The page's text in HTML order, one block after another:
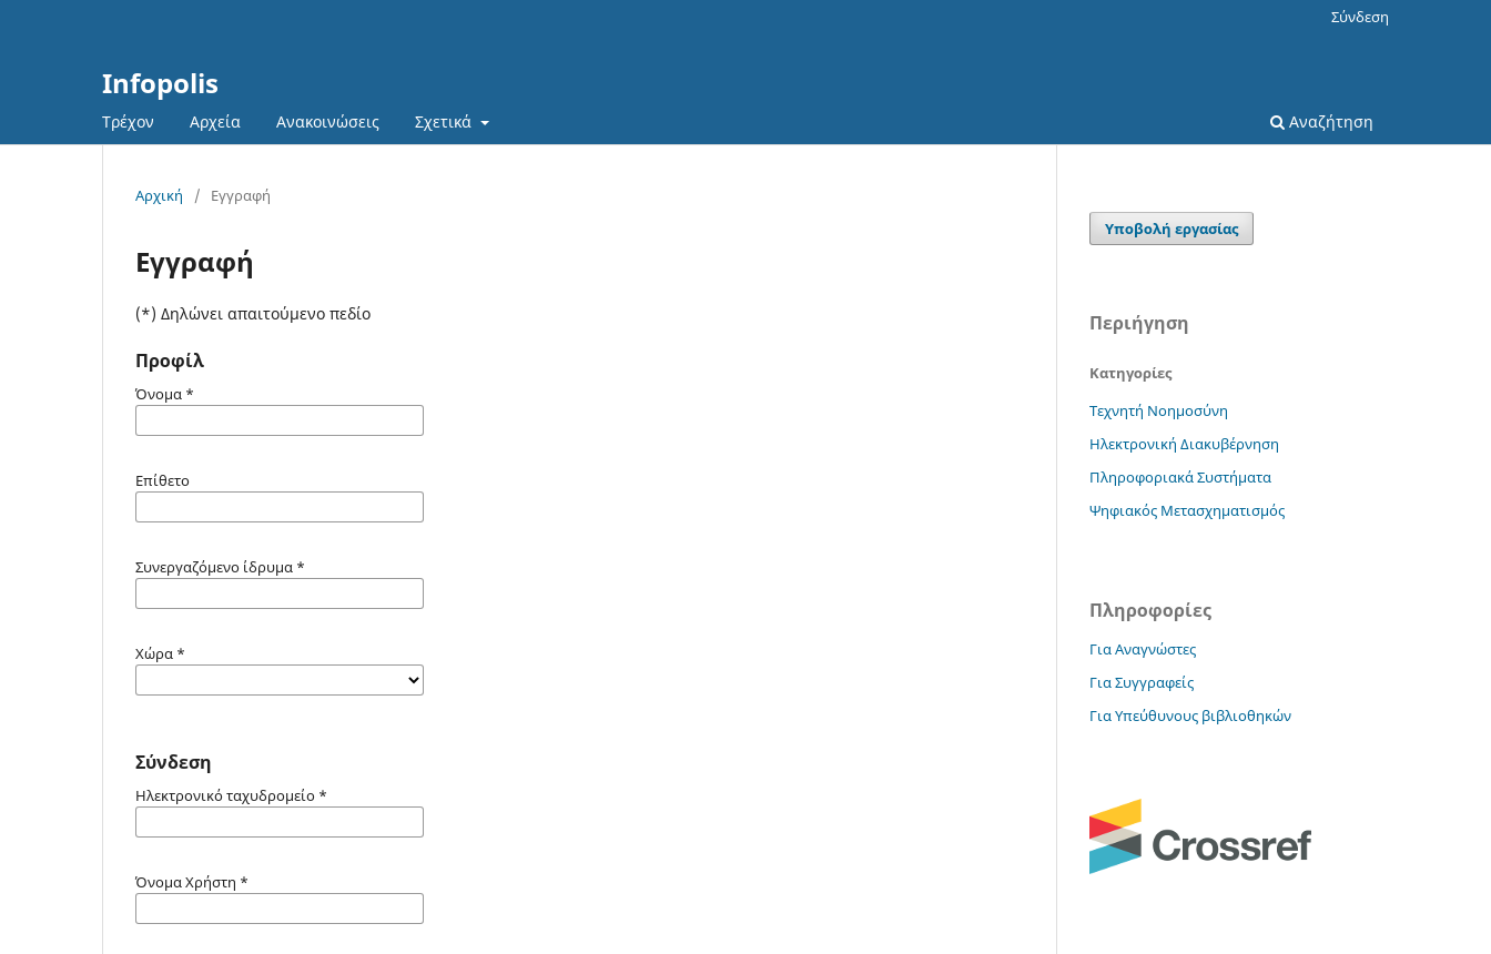
Infopolis
Τρέχον Αρχεία Ανακοινώσεις Σχετικά Αναζήτηση
Σύνδεση
Αρχική / Εγγραφή
Εγγραφή
(*) Δηλώνει απαιτούμενο πεδίο
Προφίλ
Όνομα *
Επίθετο
Συνεργαζόμενο ίδρυμα *
Χώρα *
Σύνδεση
Ηλεκτρονικό ταχυδρομείο *
Όνομα Χρήστη *
Υποβολή εργασίας
Περιήγηση
Κατηγορίες
Τεχνητή Νοημοσύνη
Ηλεκτρονική Διακυβέρνηση
Πληροφοριακά Συστήματα
Ψηφιακός Μετασχηματισμός
Πληροφορίες
Για Αναγνώστες
Για Συγγραφείς
Για Υπεύθυνους βιβλιοθηκών